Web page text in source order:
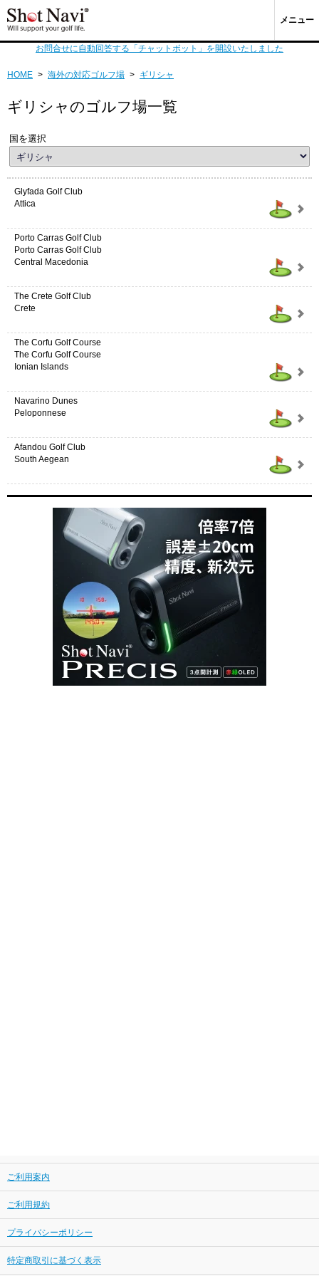
メニュー
お問合せに自動回答する「チャットボット」を開設いたしました
HOME > 海外の対応ゴルフ場 > ギリシャ
ギリシャのゴルフ場一覧
国を選択
Glyfada Golf Club
Attica
Porto Carras Golf Club
Porto Carras Golf Club
Central Macedonia
The Crete Golf Club
Crete
The Corfu Golf Course
The Corfu Golf Course
Ionian Islands
Navarino Dunes
Peloponnese
Afandou Golf Club
South Aegean
ご利用案内
ご利用規約
プライバシーポリシー
特定商取引に基づく表示